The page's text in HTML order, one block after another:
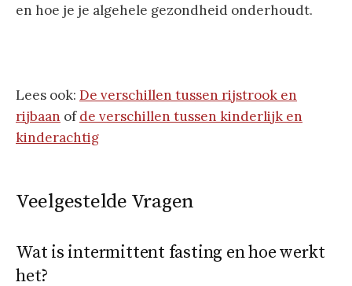
en hoe je je algehele gezondheid onderhoudt.
Lees ook: De verschillen tussen rijstrook en
rijbaan ofde verschillen tussen kinderlijk en
kinderachtig
Veelgestelde Vragen
Wat is intermittent fasting en hoe werkt
het?